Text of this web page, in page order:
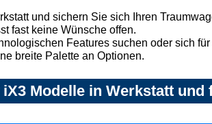
und sichern Sie sich Ihren
fast keine Wünsche offen.
Features suchen oder sich
breite Palette an Optionen.
Modelle in Werkstatt